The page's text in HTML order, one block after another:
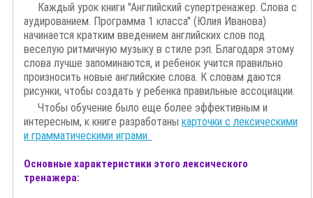
Каждый урок книги "Английский супертренажер. Слова с
аудированием. Программа 1 класса" (Юлия Иванова)
начинается кратким введением английских слов под
веселую ритмичную музыку в стиле рэп. Благодаря этому
слова лучше запоминаются, и ребенок учится правильно
произносить новые английские слова. К словам даются
рисунки, чтобы создать у ребенка правильные ассоциации.
Чтобы обучение было еще более эффективным и
интересным, к книге разработаны карточки с лексическими
и грамматическими играми.
Основные характеристики этого лексического
тренажера: